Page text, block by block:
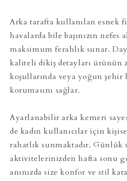
Arka tarafta kullanılan esnek
havalarda bile başınızın nefes
maksimum ferahlık sunar.
kaliteli dikiş detayları ürünün
koşullarında veya yoğun şehir
korumasını sağlar.
Ayarlanabilir arka kemeri
de kadın kullanıcılar için
rahatlık sunmaktadır. Günlük
aktivitelerinizden hafta sonu
anınızda size konfor ve stil